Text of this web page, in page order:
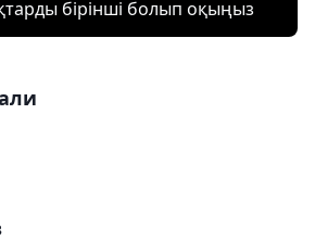
бірінші болып оқыңыз